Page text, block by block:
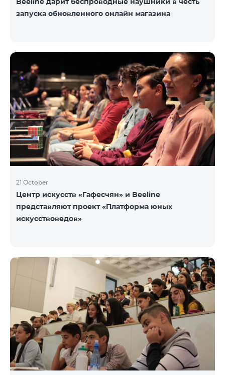
запуска обновленного онлайн магазина
21 October
Центр искусств «Гафесчян» и Beeline
представляют проект «Платформа юных
искусствоведов»